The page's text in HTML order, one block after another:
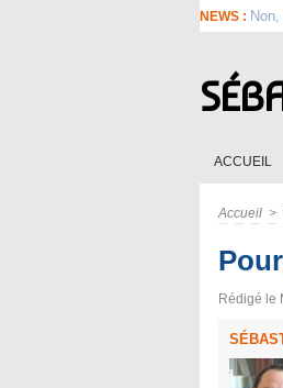
NEWS :
ACCUEIL
Accueil >
Rédigé le